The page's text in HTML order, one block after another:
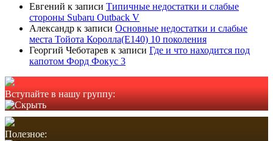
Евгений к записи Типичные недостатки и слабые
стороны Subaru Outback V
Александр к записи Основные недостатки и слабые
места Тойота Королла(Е140) 10 поколения
Георгий Чеботарев к записи Где и что находится под
капотом Форд Фокус 3
Вступайте в нашу группу:
Полезное: